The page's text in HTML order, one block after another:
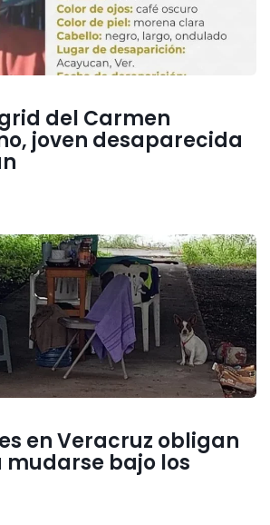
del Carmen
joven desaparecida
en Veracruz obligan
bajo los